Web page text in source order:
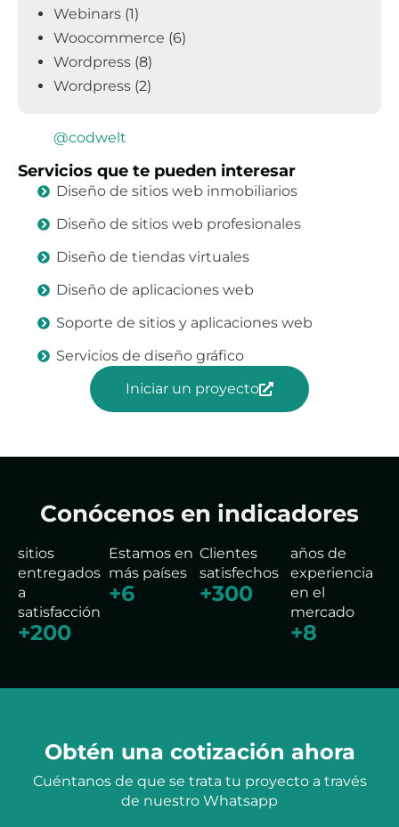
Webinars (1)
Woocommerce (6)
Wordpress (8)
Wordpress (2)
@codwelt
Servicios que te pueden interesar
Diseño de sitios web inmobiliarios
Diseño de sitios web profesionales
Diseño de tiendas virtuales
Diseño de aplicaciones web
Soporte de sitios y aplicaciones web
Servicios de diseño gráfico
Iniciar un proyecto
Conócenos en indicadores
sitios
entregados
a
satisfacción
+200
Estamos en
más países
+6
Clientes
satisfechos
+300
años de
experiencia
en el
mercado
+8
Obtén una cotización ahora
Cuéntanos de que se trata tu proyecto a través
de nuestro Whatsapp